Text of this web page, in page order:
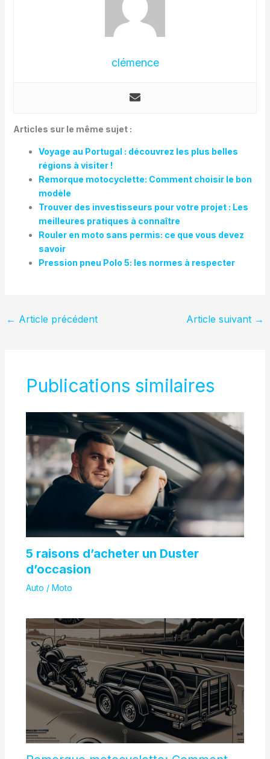
clémence
Articles sur le même sujet :
Voyage au Portugal : découvrez les plus belles
régions à visiter !
Remorque motocyclette: Comment choisir le bon
modèle
Trouver des investisseurs pour votre projet : Les
meilleures pratiques à connaître
Rouler en moto sans permis: ce que vous devez
savoir
Pression pneu Polo 5: les normes à respecter
← Article précédent Article suivant →
Publications similaires
5 raisons d’acheter un Duster
d’occasion
Auto / Moto